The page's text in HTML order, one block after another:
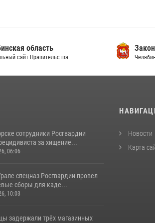
область
сайт Правительства
сотрудники Росгвардии
за хищение...
06:06
спецназ Росгвардии провел
сборы для каде...
10:03
задержали трёх магазинных
Новости
Карта